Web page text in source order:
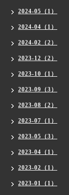
2024-05（1）
2024-04（1）
2024-02（2）
2023-12（2）
2023-10（1）
2023-09（3）
2023-08（2）
2023-07（1）
2023-05（3）
2023-04（1）
2023-02（1）
2023-01（1）